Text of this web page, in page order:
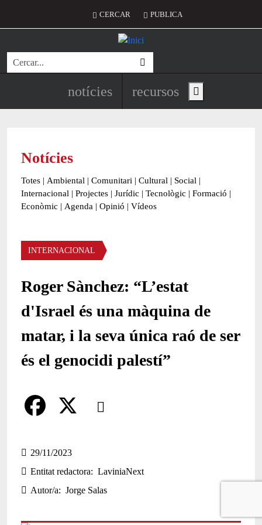
Menú del compte d'usuari
CERCAR PUBLICA
Cerca
Navegació principal de
notícies recursos Show main menu
Notícies
Totes | Ambiental | Comunitari | Cultural | Social |
Internacional | Projectes | Jurídic | Tecnològic | Formació |
Econòmic | Agenda | Opinió | Vídeos
Àmbit de la notícia
INTERNACIONAL
Roger Sànchez: “L’estat
d'Israel és una màquina de
matar, i la seva única raó de ser
és el genocidi palestí”
Comparteix
a
c
e
29/11/2023
Entitat redactora
LaviniaNext
Autor/a
Jorge Salas